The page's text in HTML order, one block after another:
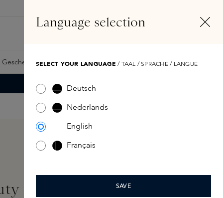
Samples Skins Exclusives Skins Boxen
Oil 30ml
Language selection
SELECT YOUR LANGUAGE / TAAL / SPRACHE / LANGUE
Deutsch
Nederlands
English
Français
SAVE